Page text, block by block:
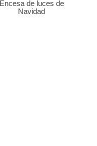
Encesa de luces de
Navidad